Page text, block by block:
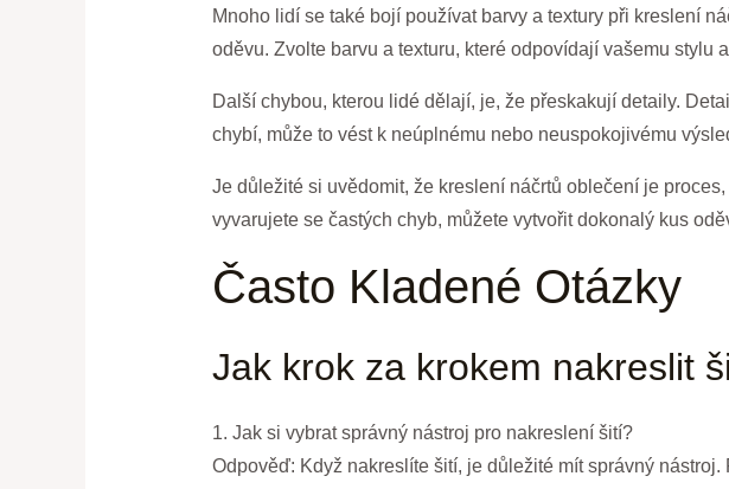
Mnoho lidí se také bojí používat barvy a textury při kreslení
oděvu. Zvolte barvu a texturu, které odpovídají vašemu stylu
Další chybou, kterou lidé dělají, je, že přeskakují detaily.
chybí, může to vést k neúplnému nebo neuspokojivému
Je důležité si uvědomit, že kreslení náčrtů oblečení je
vyvarujete se častých chyb, můžete vytvořit dokonalý kus
Často Kladené Otázky
Jak krok za krokem nakreslit
1. Jak si vybrat správný nástroj pro nakreslení šití?
Odpověď: Když nakreslíte šití, je důležité mít správný